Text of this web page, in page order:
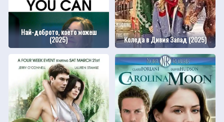
Най-доброто, което можеш
(2025) Коледа в Дивия Запад (2025)